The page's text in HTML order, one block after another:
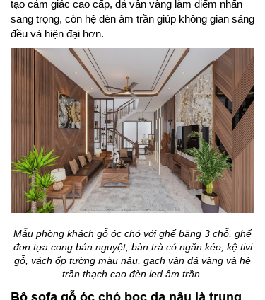
tạo cảm giác cao cấp, đá vân vàng làm điểm nhấn
sang trọng, còn hệ đèn âm trần giúp không gian sáng
đều và hiện đại hơn.
Mẫu phòng khách gỗ óc chó với ghế băng 3 chỗ, ghế
đơn tựa cong bán nguyệt, bàn trà có ngăn kéo, kệ tivi
gỗ, vách ốp tường màu nâu, gạch vân đá vàng và hệ
trần thạch cao đèn led âm trần.
Bộ sofa gỗ óc chó bọc da nâu là trung